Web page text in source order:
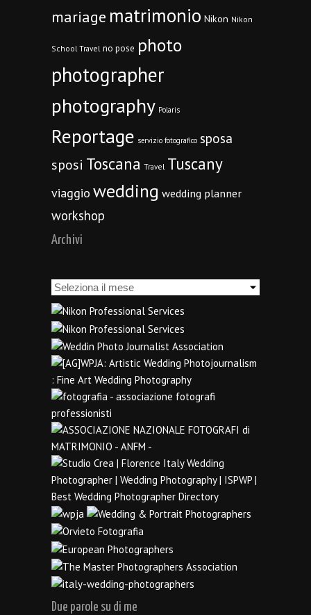
mariage matrimonio Nikon Nikon
School Travel no pose photo
photographer
photography Polaris
Reportage servizio fotografico sposa
sposi Toscana Travel Tuscany
viaggio wedding wedding planner
workshop
Archivi
Archivi
Due parole su di me